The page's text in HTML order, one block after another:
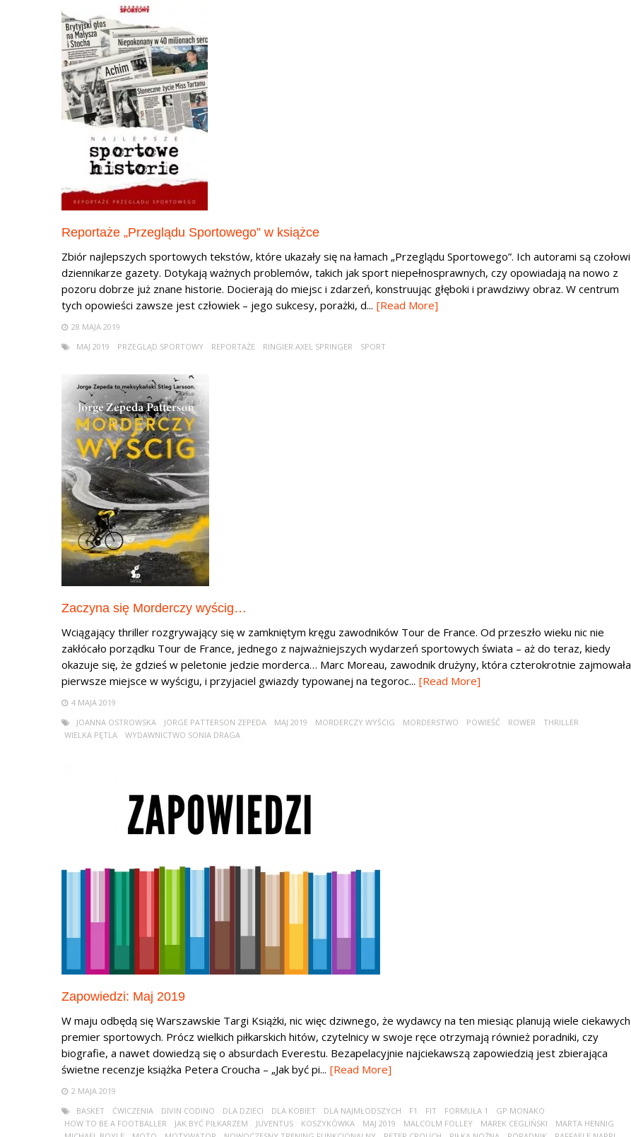
Reportaże „Przeglądu Sportowego” w książce
Zbiór najlepszych sportowych tekstów, które ukazały się na łamach „Przeglądu Sportowego”. Ich autorami są czołowi
dziennikarze gazety. Dotykają ważnych problemów, takich jak sport niepełnosprawnych, czy opowiadają na nowo z
pozoru dobrze już znane historie. Docierają do miejsc i zdarzeń, konstruując głęboki i prawdziwy obraz. W centrum
tych opowieści zawsze jest człowiek – jego sukcesy, porażki, d... [Read More]
28 MAJA 2019
MAJ 2019
PRZEGLĄD SPORTOWY REPORTAŻE RINGIER AXEL SPRINGER SPORT
Zaczyna się Morderczy wyścig…
Wciągający thriller rozgrywający się w zamkniętym kręgu zawodników Tour de France. Od przeszło wieku nic nie
zakłócało porządku Tour de France, jednego z najważniejszych wydarzeń sportowych świata – aż do teraz, kiedy
okazuje się, że gdzieś w peletonie jedzie morderca… Marc Moreau, zawodnik drużyny, która czterokrotnie zajmowała
pierwsze miejsce w wyścigu, i przyjaciel gwiazdy typowanej na tegoroc... [Read More]
4 MAJA 2019
JOANNA OSTROWSKA
JORGE PATTERSON ZEPEDA MAJ 2019 MORDERCZY WYŚCIG MORDERSTWO POWIEŚĆ ROWER
THRILLER
WIELKA PĘTLA
WYDAWNICTWO SONIA DRAGA
Zapowiedzi: Maj 2019
W maju odbędą się Warszawskie Targi Książki, nic więc dziwnego, że wydawcy na ten miesiąc planują wiele ciekawych
premier sportowych. Prócz wielkich piłkarskich hitów, czytelnicy w swoje ręce otrzymają również poradniki, czy
biografie, a nawet dowiedzą się o absurdach Everestu. Bezapelacyjnie najciekawszą zapowiedzią jest zbierająca
świetne recenzje książka Petera Croucha – „Jak być pi... [Read More]
2 MAJA 2019
BASKET
ĆWICZENIA DIVIN CODINO DLA DZIECI DLA KOBIET DLA NAJMŁODSZYCH F1 FIT FORMUŁA 1
GP MONAKO
HOW TO BE A FOOTBALLER
JAK BYĆ PIŁKARZEM JUVENTUS KOSZYKÓWKA MAJ 2019 MALCOLM FOLLEY MAREK CEGLIŃSKI
MARTA HENNIG